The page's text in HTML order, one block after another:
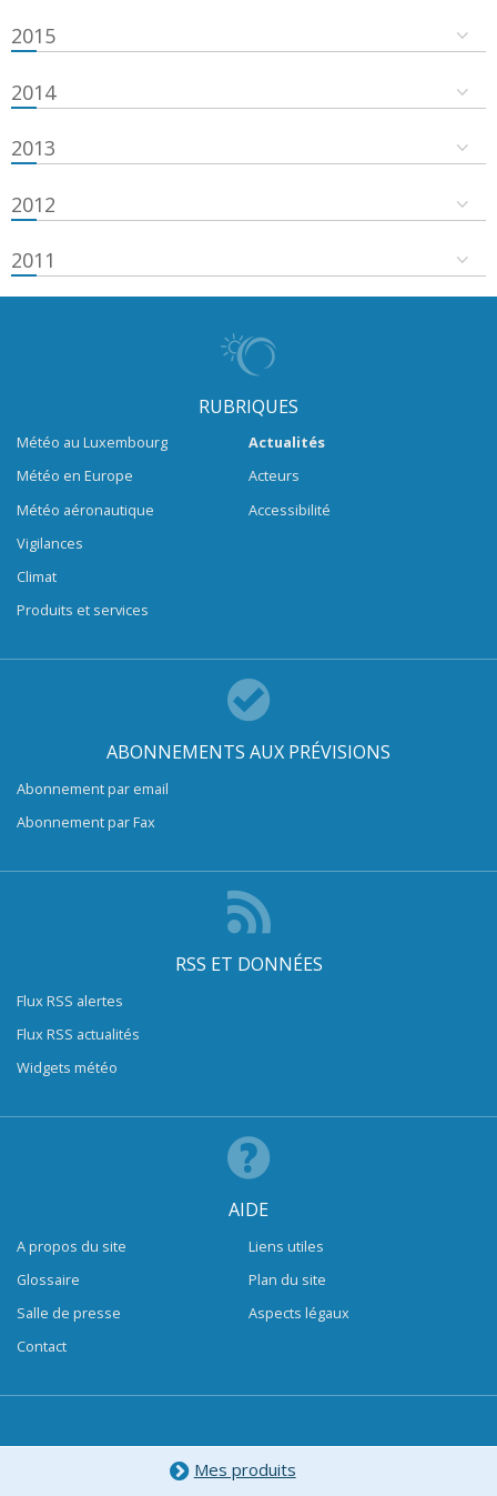
2015
2014
2013
2012
2011
RUBRIQUES
Météo au Luxembourg
Météo en Europe
Météo aéronautique
Vigilances
Climat
Produits et services
Actualités
Acteurs
Accessibilité
ABONNEMENTS AUX PRÉVISIONS
Abonnement par email
Abonnement par Fax
RSS ET DONNÉES
Flux RSS alertes
Flux RSS actualités
Widgets météo
AIDE
A propos du site
Glossaire
Salle de presse
Contact
Liens utiles
Plan du site
Aspects légaux
Mes produits